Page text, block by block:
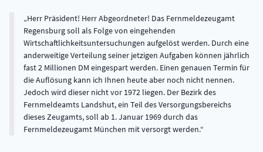
Herr Präsident! Herr Abgeordneter! Das Fernmeldezeugamt
Regensburg soll als Folge von eingehenden
Wirtschaftlichkeitsuntersuchungen aufgelöst werden. Durch eine
anderweitige Verteilung seiner jetzigen Aufgaben können jährlich
fast 2 Millionen DM eingespart werden. Einen genauen Termin für
die Auflösung kann ich Ihnen heute aber noch nicht nennen.
Jedoch wird dieser nicht vor 1972 liegen. Der Bezirk des
Fernmeldeamts Landshut, ein Teil des Versorgungsbereichs
dieses Zeugamts, soll ab 1. Januar 1969 durch das
Fernmeldezeugamt München mit versorgt werden.